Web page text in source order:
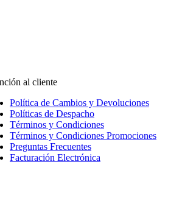
al cliente
Política de Cambios y Devoluciones
Políticas de Despacho
Términos y Condiciones
Términos y Condiciones Promociones
Preguntas Frecuentes
Facturación Electrónica